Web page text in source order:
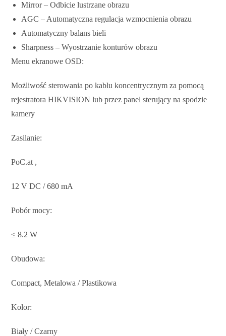
Mirror – Odbicie lustrzane obrazu
AGC – Automatyczna regulacja wzmocnienia obrazu
Automatyczny balans bieli
Sharpness – Wyostrzanie konturów obrazu
Menu ekranowe OSD:
Możliwość sterowania po kablu koncentrycznym za pomocą
rejestratora HIKVISION lub przez panel sterujący na spodzie
kamery
Zasilanie:
PoC.at ,
12 V DC / 680 mA
Pobór mocy:
≤ 8.2 W
Obudowa:
Compact, Metalowa / Plastikowa
Kolor:
Biały / Czarny